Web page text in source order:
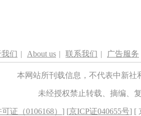
们 | About us | 联系我们 | 广告服务
本网站所刊载信息，不代表中新
未经授权禁止转载、摘编、
证（0106168） ] [京ICP证040655号] [